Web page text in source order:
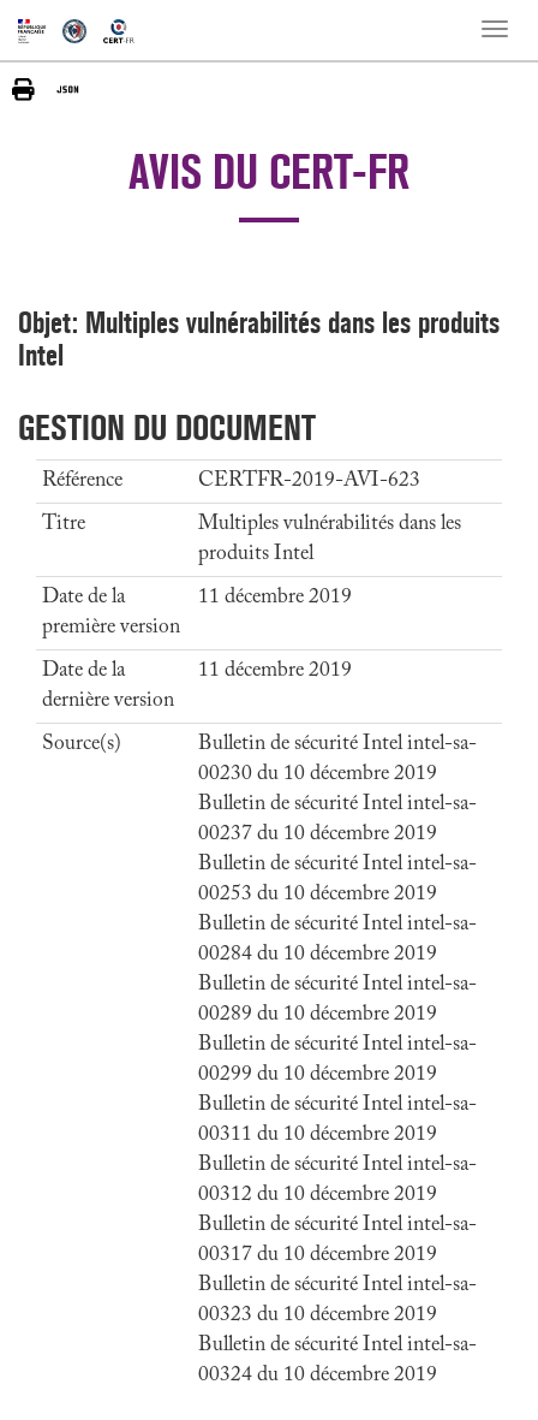
Toggle
AVIS DU CERT-FR
Objet: Multiples vulnérabilités dans les produits
Intel
GESTION DU DOCUMENT
Référence
CERTFR-2019-AVI-623
Titre
Multiples vulnérabilités dans les
produits Intel
Date de la
première version
11 décembre 2019
Date de la
dernière version
11 décembre 2019
Source(s)
Bulletin de sécurité Intel intel-sa-
00230 du 10 décembre 2019
Bulletin de sécurité Intel intel-sa-
00237 du 10 décembre 2019
Bulletin de sécurité Intel intel-sa-
00253 du 10 décembre 2019
Bulletin de sécurité Intel intel-sa-
00284 du 10 décembre 2019
Bulletin de sécurité Intel intel-sa-
00289 du 10 décembre 2019
Bulletin de sécurité Intel intel-sa-
00299 du 10 décembre 2019
Bulletin de sécurité Intel intel-sa-
00311 du 10 décembre 2019
Bulletin de sécurité Intel intel-sa-
00312 du 10 décembre 2019
Bulletin de sécurité Intel intel-sa-
00317 du 10 décembre 2019
Bulletin de sécurité Intel intel-sa-
00323 du 10 décembre 2019
Bulletin de sécurité Intel intel-sa-
00324 du 10 décembre 2019